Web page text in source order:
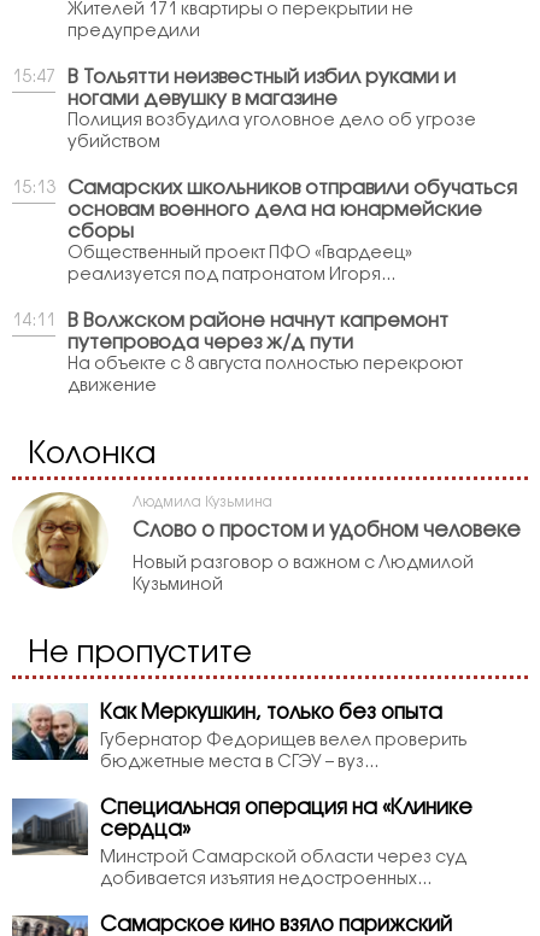
Жителей 171 квартиры о перекрытии не
предупредили
15:47
В Тольятти неизвестный избил руками и
ногами девушку в магазине
Полиция возбудила уголовное дело об угрозе
убийством
15:13
Самарских школьников отправили обучаться
основам военного дела на юнармейские
сборы
Общественный проект ПФО «Гвардеец»
реализуется под патронатом Игоря...
14:11
В Волжском районе начнут капремонт
путепровода через ж/д пути
На объекте с 8 августа полностью перекроют
движение
Колонка
Людмила Кузьмина
Слово о простом и удобном человеке
Новый разговор о важном с Людмилой
Кузьминой
Не пропустите
Как Меркушкин, только без опыта
Губернатор Федорищев велел проверить
бюджетные места в СГЭУ – вуз...
Специальная операция на «Клинике
сердца»
Минстрой Самарской области через суд
добивается изъятия недостроенных...
Самарское кино взяло парижский